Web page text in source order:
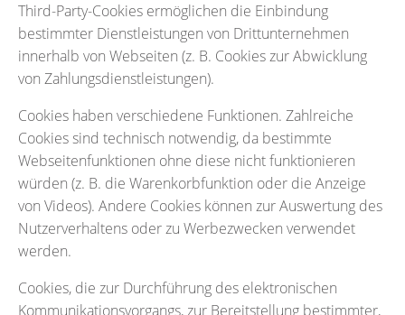
Third-Party-Cookies ermöglichen die Einbindung
bestimmter Dienstleistungen von Drittunternehmen
innerhalb von Webseiten (z. B. Cookies zur Abwicklung
von Zahlungsdienstleistungen).
Cookies haben verschiedene Funktionen. Zahlreiche
Cookies sind technisch notwendig, da bestimmte
Webseitenfunktionen ohne diese nicht funktionieren
würden (z. B. die Warenkorbfunktion oder die Anzeige
von Videos). Andere Cookies können zur Auswertung des
Nutzerverhaltens oder zu Werbezwecken verwendet
werden.
Cookies, die zur Durchführung des elektronischen
Kommunikationsvorgangs, zur Bereitstellung bestimmter,